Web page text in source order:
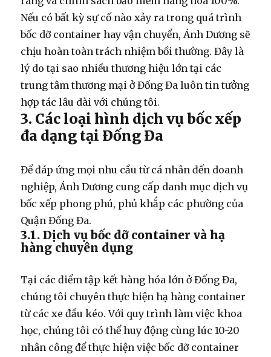
Nếu có bất kỳ sự cố nào xảy ra trong quá trình
bốc dỡ container hay vận chuyển, Ánh Dương sẽ
chịu hoàn toàn trách nhiệm bồi thường. Đây là
lý do tại sao nhiều thương hiệu lớn tại các
trung tâm thương mại ở Đống Đa luôn tin tưởng
hợp tác lâu dài với chúng tôi.
3. Các loại hình dịch vụ bốc xếp
đa dạng tại Đống Đa
Để đáp ứng mọi nhu cầu từ cá nhân đến doanh
nghiệp, Ánh Dương cung cấp danh mục dịch vụ
bốc xếp phong phú, phủ khắp các phường của
Quận Đống Đa.
3.1. Dịch vụ bốc dỡ container và hạ
hàng chuyên dụng
Tại các điểm tập kết hàng hóa lớn ở Đống Đa,
chúng tôi chuyên thực hiệnhạ hàng container
từ các xe đầu kéo. Với quy trình làm việc khoa
học, chúng tôi có thể huy động cùng lúc 10-20
nhân công để thực hiện việcbốc dỡ container